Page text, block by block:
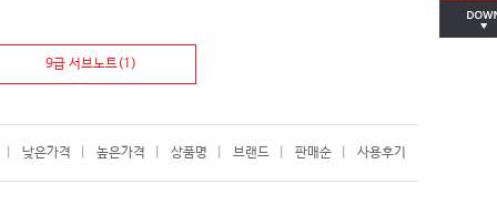
9급 서브노트(1)
낮은가격 높은가격 상품명 브랜드 판매순 사용후기